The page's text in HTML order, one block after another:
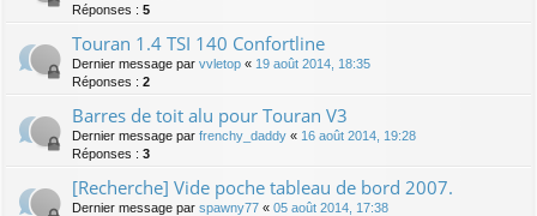
Réponses : 5
Touran 1.4 TSI 140 Confortline
Dernier message par vvletop « 19 août 2014, 18:35
Réponses : 2
Barres de toit alu pour Touran V3
Dernier message par frenchy_daddy « 16 août 2014, 19:28
Réponses : 3
[Recherche] Vide poche tableau de bord 2007.
Dernier message par spawny77 « 05 août 2014, 17:38